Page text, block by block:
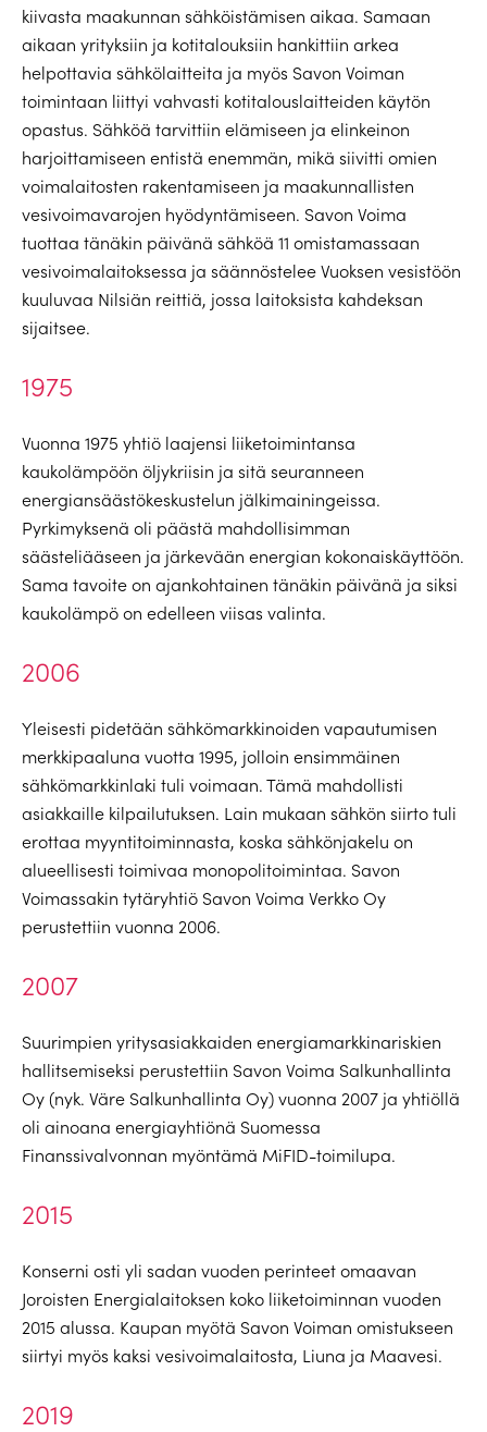
kiivasta maakunnan sähköistämisen aikaa. Samaan
aikaan yrityksiin ja kotitalouksiin hankittiin arkea
helpottavia sähkölaitteita ja myös Savon Voiman
toimintaan liittyi vahvasti kotitalouslaitteiden käytön
opastus. Sähköä tarvittiin elämiseen ja elinkeinon
harjoittamiseen entistä enemmän, mikä siivitti omien
voimalaitosten rakentamiseen ja maakunnallisten
vesivoimavarojen hyödyntämiseen. Savon Voima
tuottaa tänäkin päivänä sähköä 11 omistamassaan
vesivoimalaitoksessa ja säännöstelee Vuoksen vesistöön
kuuluvaa Nilsiän reittiä, jossa laitoksista kahdeksan
sijaitsee.
1975
Vuonna 1975 yhtiö laajensi liiketoimintansa
kaukolämpöön öljykriisin ja sitä seuranneen
energiansäästökeskustelun jälkimainingeissa.
Pyrkimyksenä oli päästä mahdollisimman
säästeliääseen ja järkevään energian kokonaiskäyttöön.
Sama tavoite on ajankohtainen tänäkin päivänä ja siksi
kaukolämpö on edelleen viisas valinta.
2006
Yleisesti pidetään sähkömarkkinoiden vapautumisen
merkkipaaluna vuotta 1995, jolloin ensimmäinen
sähkömarkkinlaki tuli voimaan. Tämä mahdollisti
asiakkaille kilpailutuksen. Lain mukaan sähkön siirto tuli
erottaa myyntitoiminnasta, koska sähkönjakelu on
alueellisesti toimivaa monopolitoimintaa. Savon
Voimassakin tytäryhtiö Savon Voima Verkko Oy
perustettiin vuonna 2006.
2007
Suurimpien yritysasiakkaiden energiamarkkinariskien
hallitsemiseksi perustettiin Savon Voima Salkunhallinta
Oy (nyk. Väre Salkunhallinta Oy) vuonna 2007 ja yhtiöllä
oli ainoana energiayhtiönä Suomessa
Finanssivalvonnan myöntämä MiFID-toimilupa.
2015
Konserni osti yli sadan vuoden perinteet omaavan
Joroisten Energialaitoksen koko liiketoiminnan vuoden
2015 alussa. Kaupan myötä Savon Voiman omistukseen
siirtyi myös kaksi vesivoimalaitosta, Liuna ja Maavesi.
2019